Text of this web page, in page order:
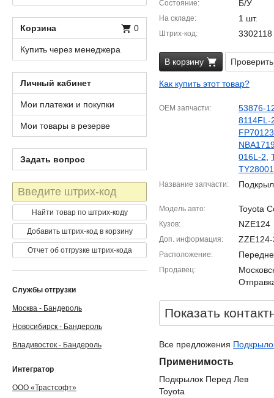
Состояние Б/У
На складе 1 шт.
Штрих-код 3302118
В корзину
Как купить этот товар?
OEM запчасти
53876-
8114FL-
016L-2
Название запчасти
Модель авто Toyota
Кузов NZE124
Доп. информация
Расположение
Продавец
Показать
Все предложения
Применимость
Подкрылок Перед Лев
Toyota
Корзина 0
Купить через менеджера
Личный кабинет
Мои платежи и покупки
Мои товары в резерве
Задать вопрос
Штрих-
код
Найти товар по штрих-коду
Добавить штрих-код в корзину
Отчет об отгрузке штрих-кода
Службы отгрузки
Москва - Бандероль
Новосибирск - Бандероль
Владивосток - Бандероль
Интегратор
ООО «Трастсофт»